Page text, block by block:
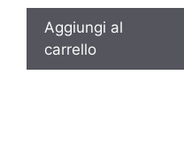
Aggiungi al
carrello